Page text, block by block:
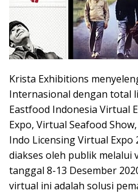
Krista Exhibitions
Internasional dengan total
Eastfood Indonesia Virtual
Expo, Virtual Seafood
Indo Licensing Virtual Expo
diakses oleh publik melalui
tanggal 8-13 Desember
virtual ini adalah solusi